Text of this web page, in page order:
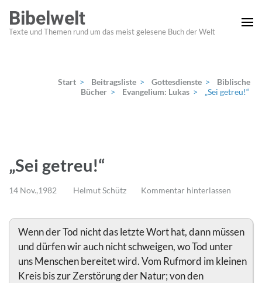
Inhalt
springen
Bibelwelt
Texte und Themen rund um das meist gelesene Buch der Welt
Start > Beitragsliste > Gottesdienste >
Biblische
Bücher > Evangelium: Lukas > „Sei getreu!“
„Sei getreu!“
14 Nov.,1982 Helmut Schütz Kommentar hinterlassen
Wenn der Tod nicht das letzte Wort hat, dann müssen
und dürfen wir auch nicht schweigen, wo Tod unter
uns Menschen bereitet wird. Vom Rufmord im kleinen
Kreis bis zur Zerstörung der Natur; von den